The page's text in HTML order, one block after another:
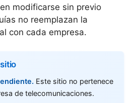
modificarse sin previo
no reemplazan la
con cada empresa.
Este sitio no pertenece
de telecomunicaciones.